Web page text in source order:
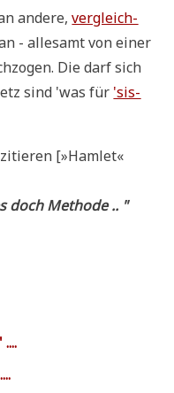
ande­re,ver­gleich­
- alle­samt von einer
Die darf sich
sind 'was für 'sis­
[»Ham­let«
doch Methode .. "